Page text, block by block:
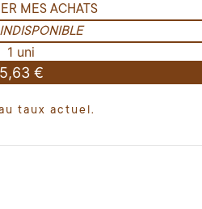
MES ACHATS
1 uni
5,63 €
taux actuel.